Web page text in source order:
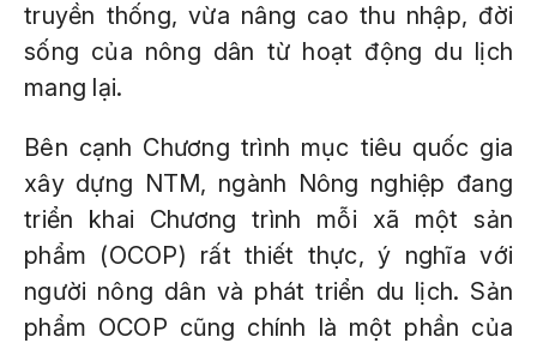
truyền thống, vừa nâng cao thu nhập, đời
sống của nông dân từ hoạt động du lịch
mang lại.
Bên cạnh Chương trình mục tiêu quốc gia
xây dựng NTM, ngành Nông nghiệp đang
triển khai Chương trình mỗi xã một sản
phẩm (OCOP) rất thiết thực, ý nghĩa với
người nông dân và phát triển du lịch. Sản
phẩm OCOP cũng chính là một phần của